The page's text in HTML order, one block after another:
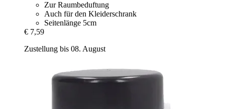
Zur Raumbeduftung
Auch für den Kleiderschrank
Seitenlänge 5cm
€ 7,59
Zustellung bis 08. August